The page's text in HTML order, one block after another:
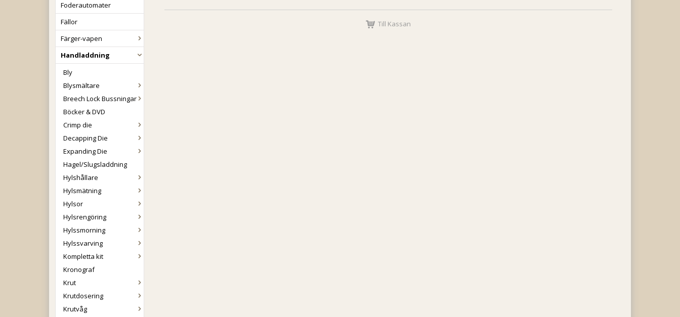
Foderautomater
Fällor
Färger-vapen
Handladdning
Bly
Blysmältare
Breech Lock Bussningar
Böcker & DVD
Crimp die
Decapping Die
Expanding Die
Hagel/Slugsladdning
Hylshållare
Hylsmätning
Hylsor
Hylsrengöring
Hylssmorning
Hylssvarving
Kompletta kit
Kronograf
Krut
Krutdosering
Krutvåg
Till Kassan